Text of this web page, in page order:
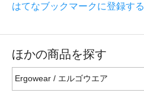
はてなブックマークに登録する
ほかの商品を探す